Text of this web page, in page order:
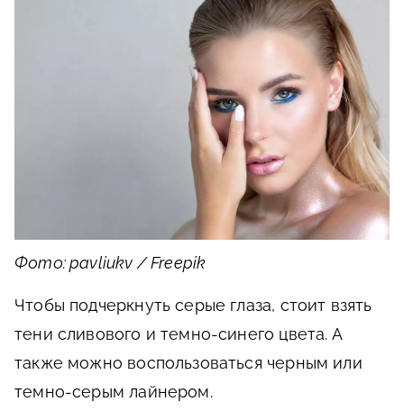
Фото: pavliukv / Freepik
Чтобы подчеркнуть серые глаза, стоит взять
тени сливового и темно-синего цвета. А
также можно воспользоваться черным или
темно-серым лайнером.